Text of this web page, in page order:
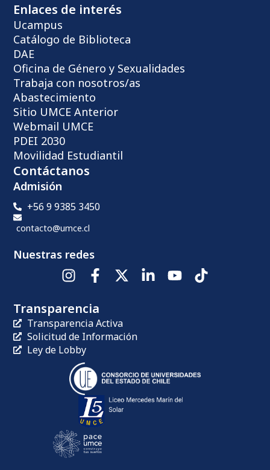
Enlaces de interés
Ucampus
Catálogo de Biblioteca
DAE
Oficina de Género y Sexualidades
Trabaja con nosotros/as
Abastecimiento
Sitio UMCE Anterior
Webmail UMCE
PDEI 2030
Movilidad Estudiantil
Contáctanos
Admisión
+56 9 9385 3450
contacto@umce.cl
Nuestras redes
Transparencia
Transparencia Activa
Solicitud de Información
Ley de Lobby